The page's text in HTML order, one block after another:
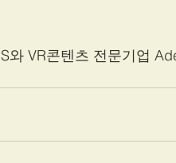
VR콘텐츠 전문기업